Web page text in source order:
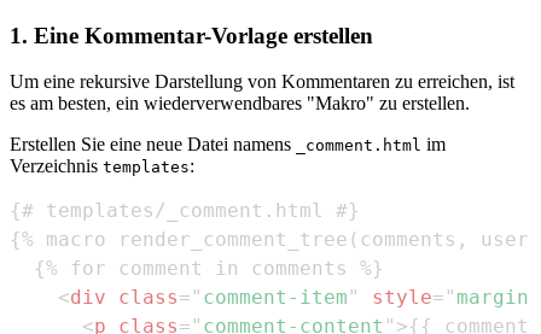
1. Eine Kommentar-Vorlage erstellen
Um eine rekursive Darstellung von Kommentaren zu erreichen, ist
es am besten, ein wiederverwendbares "Makro" zu erstellen.
Erstellen Sie eine neue Datei namens
_comment.html im
Verzeichnis templates:
<div class= " comment-item " style= "
<p class= " comment-content " >{{